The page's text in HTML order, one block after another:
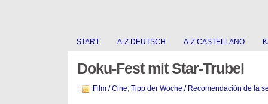
START A-Z DEUTSCH A-Z CASTELLANO
Doku-Fest mit Star-Trubel
Film / Cine, Tipp der Woche / Recomendación de la